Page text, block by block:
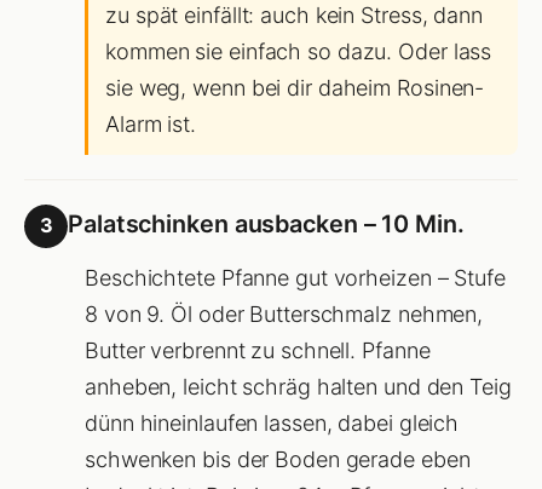
zu spät einfällt: auch kein Stress, dann
kommen sie einfach so dazu. Oder lass
sie weg, wenn bei dir daheim Rosinen-
Alarm ist.
3 Palatschinken ausbacken – 10 Min.
Beschichtete Pfanne gut vorheizen – Stufe
8 von 9. Öl oder Butterschmalz nehmen,
Butter verbrennt zu schnell. Pfanne
anheben, leicht schräg halten und den Teig
dünn hineinlaufen lassen, dabei gleich
schwenken bis der Boden gerade eben